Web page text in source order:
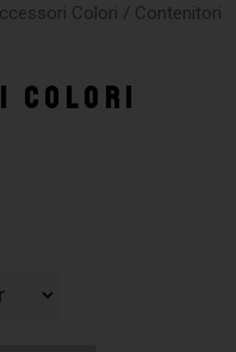
Colori / Contenitori
Colori